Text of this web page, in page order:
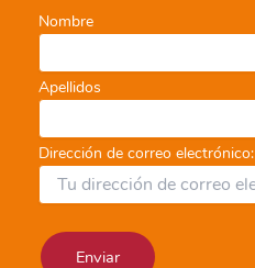
Nombre
Apellidos
Dirección de correo electrónico: